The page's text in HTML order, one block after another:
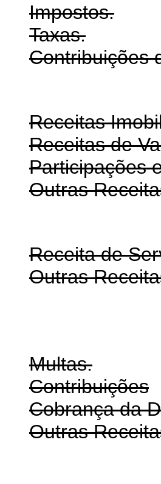
Impostos.
Taxas.
Contribuições
Receitas
Receitas de
Participações
Outras
Receita de
Outras
Multas.
Contribuições
Cobrança da
Outras